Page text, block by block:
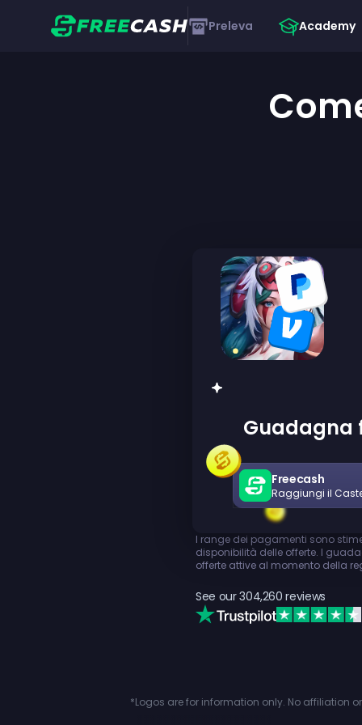
Preleva Academy
Guadagna
Freecash
Raggiungi il
I range dei pagamenti sono
disponibilità delle offerte. I
offerte attive al momento della
See our304,260 reviews
*Logos are for information only. No affiliation